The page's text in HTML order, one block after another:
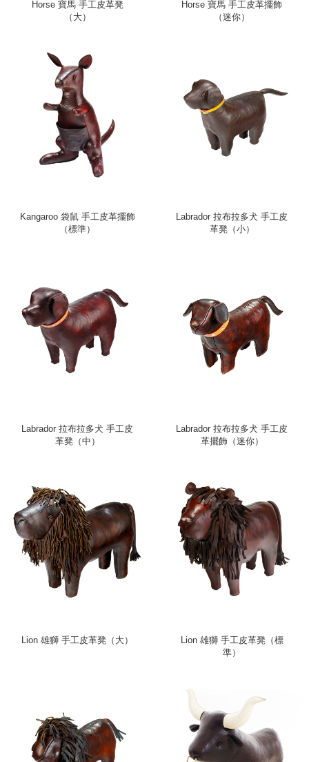
Horse 寶馬 手工皮革凳
（大）
Horse 寶馬 手工皮革擺飾
（迷你）
Kangaroo 袋鼠 手工皮革擺飾
（標準）
Labrador 拉布拉多犬 手工皮
革凳（小）
Labrador 拉布拉多犬 手工皮
革凳（中）
Labrador 拉布拉多犬 手工皮
革擺飾（迷你）
Lion 雄獅 手工皮革凳（大）
Lion 雄獅 手工皮革凳（標
準）